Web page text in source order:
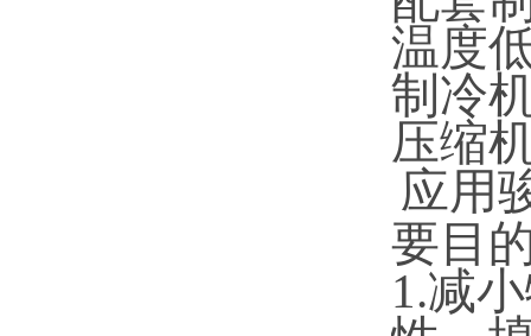
温度
制冷
压缩
应用
要目
1.减